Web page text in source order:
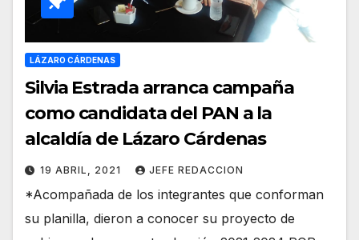
LÁZARO CÁRDENAS
Silvia Estrada arranca campaña
como candidata del PAN a la
alcaldía de Lázaro Cárdenas
19 ABRIL, 2021 JEFE REDACCION
*Acompañada de los integrantes que conforman
su planilla, dieron a conocer su proyecto de